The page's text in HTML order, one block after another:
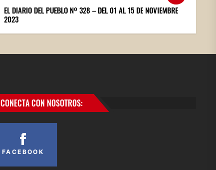
EL DIARIO DEL PUEBLO Nº 328 – DEL 01 AL 15 DE NOVIEMBRE
2023
CONECTA CON NOSOTROS:
FACEBOOK